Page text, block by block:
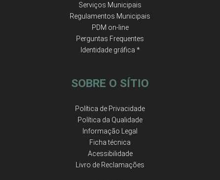
Serviços Municipais
Regulamentos Municipais
PDM on-line
Perguntas Frequentes
Identidade gráfica *
SOBRE O SÍTIO
Política de Privacidade
Política da Qualidade
Informação Legal
Ficha técnica
Acessibilidade
Livro de Reclamações